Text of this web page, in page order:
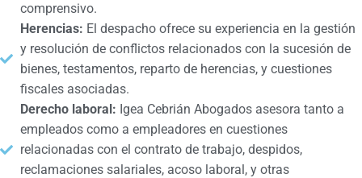
comprensivo.
Herencias: El despacho ofrece su experiencia en la gestión
y resolución de conflictos relacionados con la sucesión de
bienes, testamentos, reparto de herencias, y cuestiones
fiscales asociadas.
Derecho laboral: Igea Cebrián Abogados asesora tanto a
empleados como a empleadores en cuestiones
relacionadas con el contrato de trabajo, despidos,
reclamaciones salariales, acoso laboral, y otras